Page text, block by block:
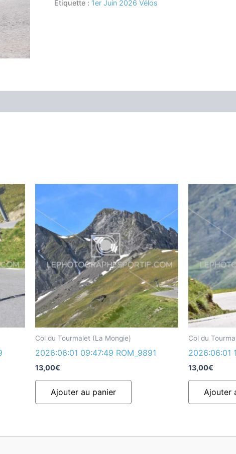
Étiquette : 1er Juin 2026 Vélos
Col du Tourmalet (La Mongie)
2026:06:01 09:47:49 ROM_9891
13,00€
Ajouter au panier
Col du
2026:06:01
13,00€
Ajouter